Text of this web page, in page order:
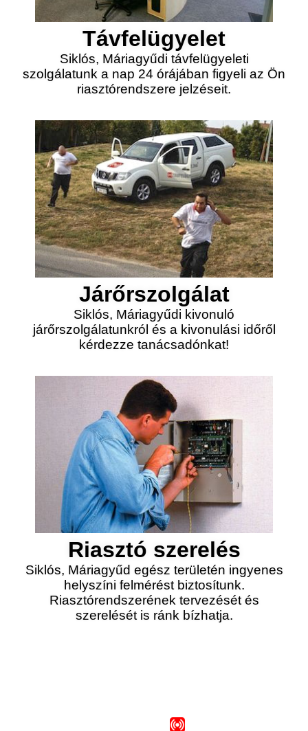
Távfelügyelet
Siklós, Máriagyűdi távfelügyeleti
szolgálatunk a nap 24 órájában figyeli az Ön
riasztórendszere jelzéseit.
Járőrszolgálat
Siklós, Máriagyűdi kivonuló
járőrszolgálatunkról és a kivonulási időről
kérdezze tanácsadónkat!
Riasztó szerelés
Siklós, Máriagyűd egész területén ingyenes
helyszíni felmérést biztosítunk.
Riasztórendszerének tervezését és
szerelését is ránk bízhatja.